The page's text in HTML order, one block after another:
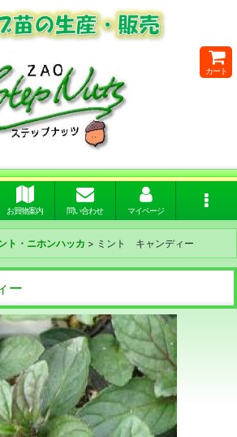
カート
お買物案内 問い合わせ マイページ
ト・ニホンハッカ > ミント キャンディー
ー